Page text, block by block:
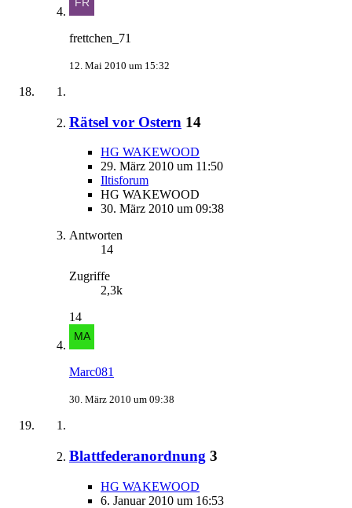
frettchen_71
12. Mai 2010 um 15:32
Rätsel vor Ostern 14
HG WAKEWOOD
29. März 2010 um 11:50
Iltisforum
HG WAKEWOOD
30. März 2010 um 09:38
Antworten
14
Zugriffe
2,3k
14
Marc081
30. März 2010 um 09:38
Blattfederanordnung 3
HG WAKEWOOD
6. Januar 2010 um 16:53